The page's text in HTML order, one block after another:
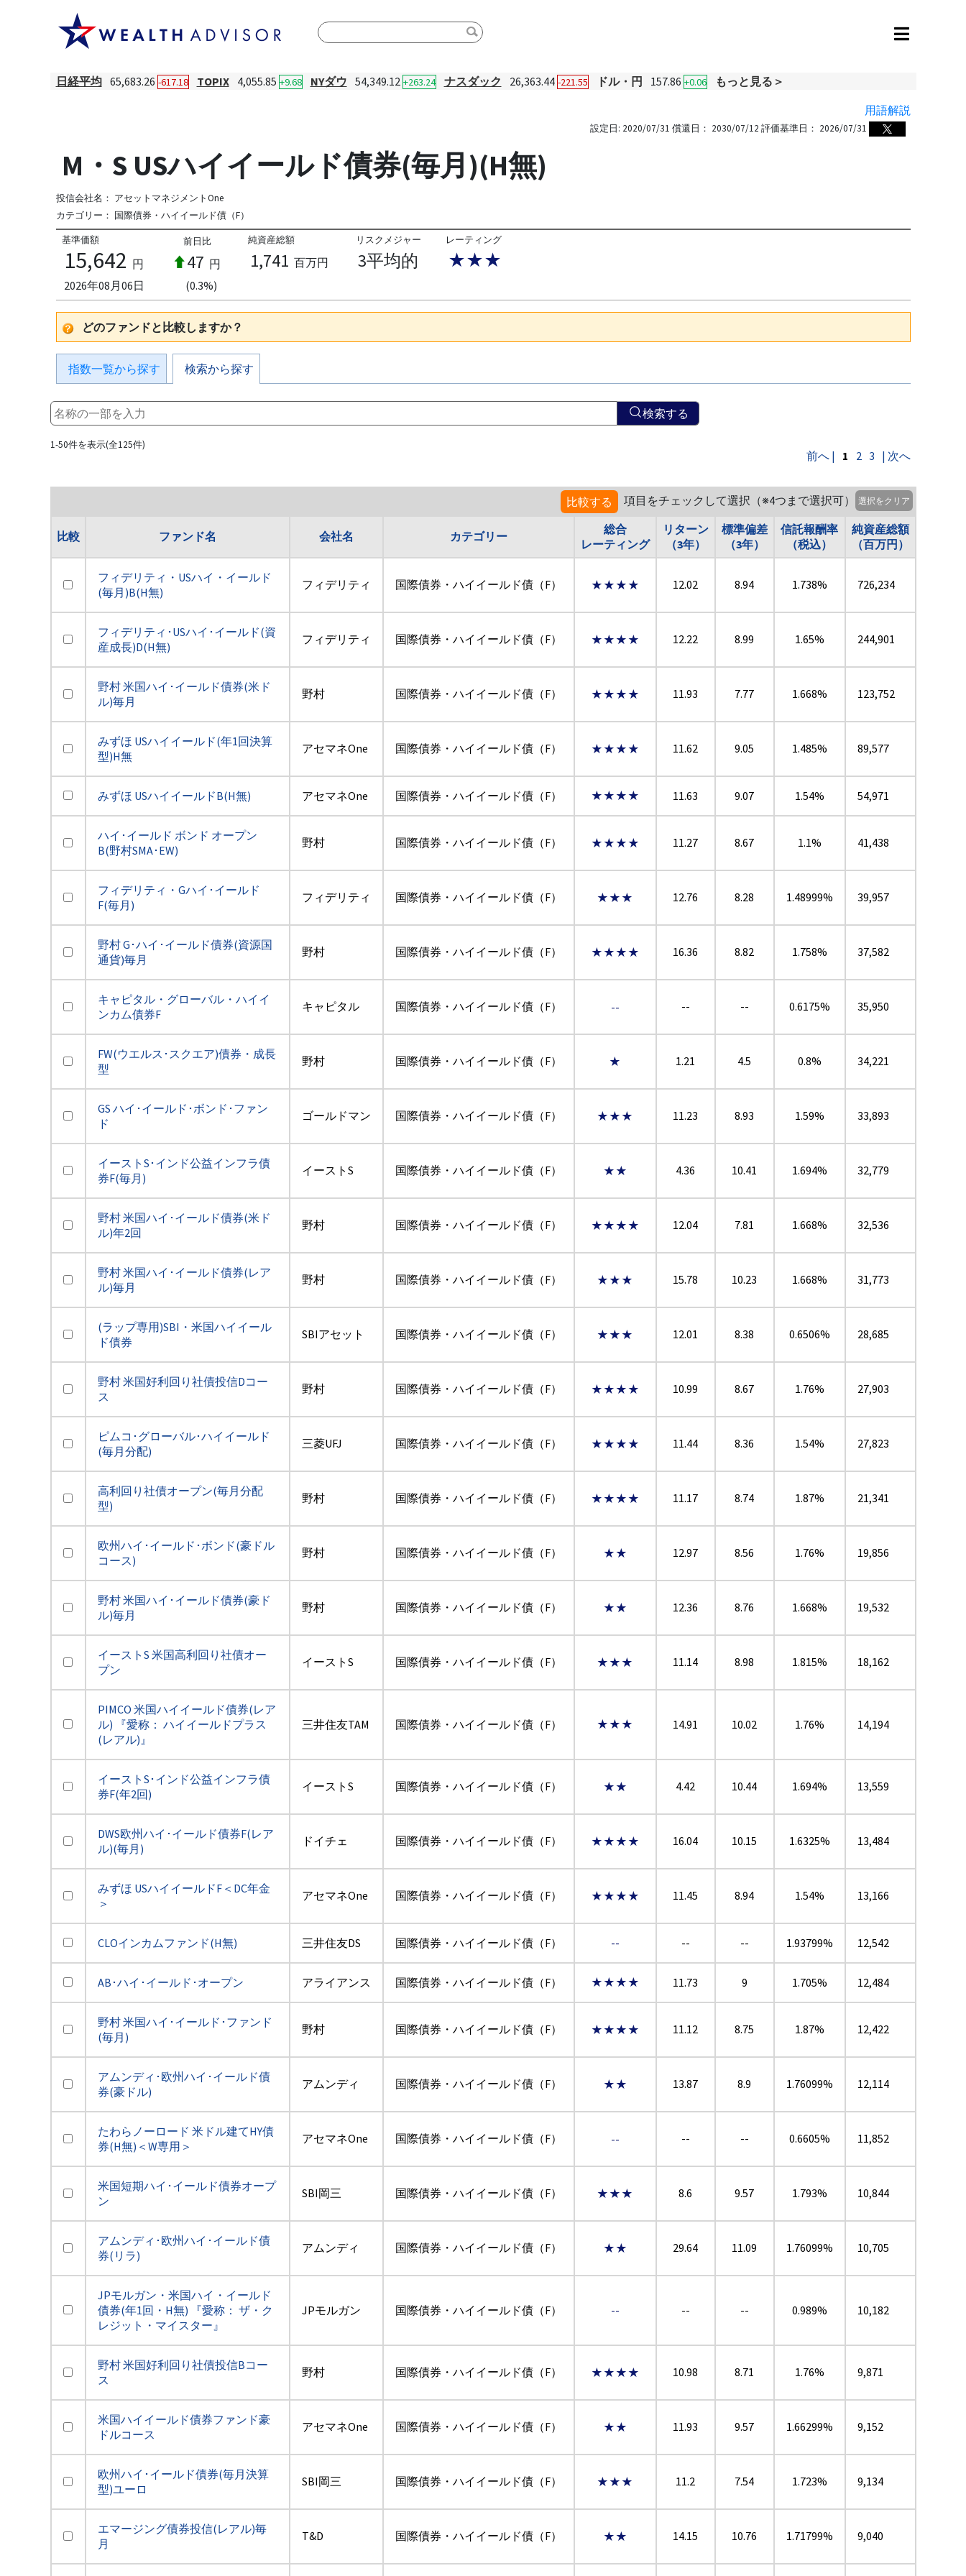
日経平均 65,683.26 -617.18 TOPIX 4,055.85 +9.68 NYダウ 54,349.12 +263.24 ナスダック 26,363.44 -221.55 ドル・円 157.86 +0.06
もっと見る＞
用語解説
設定日: 2020/07/31 償還日： 2030/07/12 評価基準日： 2026/07/31
M・S USハイイールド債券(毎月)(H無)
投信会社名： アセットマネジメントOne
カテゴリー： 国際債券・ハイイールド債（F）
基準価額
15,642 円
2026年08月06日
前日比
47 円
(0.3%)
純資産総額
1,741 百万円
リスクメジャー
3平均的
レーティング
★★★
どのファンドと比較しますか？
指数一覧から探す 検索から探す
検索する
1-50件を表示(全125件)
前へ | 1 2 3 | 次へ
比較する 項目をチェックして選択（※4つまで選択可） 選択をクリア
比較 ファンド名 会社名 カテゴリー
総合
レーティング
リターン
（3年）
標準偏差
（3年）
信託報酬率
（税込）
純資産総額
（百万円）
フィデリティ・USハイ・イールド
(毎月)B(H無)
フィデリティ 国際債券・ハイイールド債（F） ★★★★ 12.02 8.94 1.738% 726,234
フィデリティ･USハイ･イールド(資
産成長)D(H無)
フィデリティ 国際債券・ハイイールド債（F） ★★★★ 12.22 8.99 1.65% 244,901
野村 米国ハイ･イールド債券(米ド
ル)毎月
野村 国際債券・ハイイールド債（F） ★★★★ 11.93 7.77 1.668% 123,752
みずほ USハイイールド(年1回決算
型)H無
アセマネOne 国際債券・ハイイールド債（F） ★★★★ 11.62 9.05 1.485% 89,577
みずほ USハイイールドB(H無) アセマネOne 国際債券・ハイイールド債（F） ★★★★ 11.63 9.07 1.54% 54,971
ハイ･イールド ボンド オープン
B(野村SMA･EW)
野村 国際債券・ハイイールド債（F） ★★★★ 11.27 8.67 1.1% 41,438
フィデリティ・Gハイ･イールド
F(毎月)
フィデリティ 国際債券・ハイイールド債（F） ★★★ 12.76 8.28 1.48999% 39,957
野村 G･ハイ･イールド債券(資源国
通貨)毎月
野村 国際債券・ハイイールド債（F） ★★★★ 16.36 8.82 1.758% 37,582
キャピタル・グローバル・ハイイ
ンカム債券F
キャピタル 国際債券・ハイイールド債（F） -- -- -- 0.6175% 35,950
FW(ウエルス･スクエア)債券・成長
型
野村 国際債券・ハイイールド債（F） ★ 1.21 4.5 0.8% 34,221
GS ハイ･イールド･ボンド･ファン
ド
ゴールドマン 国際債券・ハイイールド債（F） ★★★ 11.23 8.93 1.59% 33,893
イーストS･インド公益インフラ債
券F(毎月)
イーストS 国際債券・ハイイールド債（F） ★★ 4.36 10.41 1.694% 32,779
野村 米国ハイ･イールド債券(米ド
ル)年2回
野村 国際債券・ハイイールド債（F） ★★★★ 12.04 7.81 1.668% 32,536
野村 米国ハイ･イールド債券(レア
ル)毎月
野村 国際債券・ハイイールド債（F） ★★★ 15.78 10.23 1.668% 31,773
(ラップ専用)SBI・米国ハイイール
ド債券
SBIアセット 国際債券・ハイイールド債（F） ★★★ 12.01 8.38 0.6506% 28,685
野村 米国好利回り社債投信Dコー
ス
野村 国際債券・ハイイールド債（F） ★★★★ 10.99 8.67 1.76% 27,903
ピムコ･グローバル･ハイイールド
(毎月分配)
三菱UFJ 国際債券・ハイイールド債（F） ★★★★ 11.44 8.36 1.54% 27,823
高利回り社債オープン(毎月分配
型)
野村 国際債券・ハイイールド債（F） ★★★★ 11.17 8.74 1.87% 21,341
欧州ハイ･イールド･ボンド(豪ドル
コース)
野村 国際債券・ハイイールド債（F） ★★ 12.97 8.56 1.76% 19,856
野村 米国ハイ･イールド債券(豪ド
ル)毎月
野村 国際債券・ハイイールド債（F） ★★ 12.36 8.76 1.668% 19,532
イーストS 米国高利回り社債オー
プン
イーストS 国際債券・ハイイールド債（F） ★★★ 11.14 8.98 1.815% 18,162
PIMCO 米国ハイイールド債券(レア
ル) 『愛称： ハイイールドプラス
(レアル)』
三井住友TAM 国際債券・ハイイールド債（F） ★★★ 14.91 10.02 1.76% 14,194
イーストS･インド公益インフラ債
券F(年2回)
イーストS 国際債券・ハイイールド債（F） ★★ 4.42 10.44 1.694% 13,559
DWS欧州ハイ･イールド債券F(レア
ル)(毎月)
ドイチェ 国際債券・ハイイールド債（F） ★★★★ 16.04 10.15 1.6325% 13,484
みずほ USハイイールドF＜DC年金
＞
アセマネOne 国際債券・ハイイールド債（F） ★★★★ 11.45 8.94 1.54% 13,166
CLOインカムファンド(H無) 三井住友DS 国際債券・ハイイールド債（F） -- -- -- 1.93799% 12,542
AB･ハイ･イールド･オープン アライアンス 国際債券・ハイイールド債（F） ★★★★ 11.73 9 1.705% 12,484
野村 米国ハイ･イールド･ファンド
(毎月)
野村 国際債券・ハイイールド債（F） ★★★★ 11.12 8.75 1.87% 12,422
アムンディ･欧州ハイ･イールド債
券(豪ドル)
アムンディ 国際債券・ハイイールド債（F） ★★ 13.87 8.9 1.76099% 12,114
たわらノーロード 米ドル建てHY債
券(H無)＜W専用＞
アセマネOne 国際債券・ハイイールド債（F） -- -- -- 0.6605% 11,852
米国短期ハイ･イールド債券オープ
ン
SBI岡三 国際債券・ハイイールド債（F） ★★★ 8.6 9.57 1.793% 10,844
アムンディ･欧州ハイ･イールド債
券(リラ)
アムンディ 国際債券・ハイイールド債（F） ★★ 29.64 11.09 1.76099% 10,705
JPモルガン・米国ハイ・イールド
債券(年1回・H無) 『愛称： ザ・ク
レジット・マイスター』
JPモルガン 国際債券・ハイイールド債（F） -- -- -- 0.989% 10,182
野村 米国好利回り社債投信Bコー
ス
野村 国際債券・ハイイールド債（F） ★★★★ 10.98 8.71 1.76% 9,871
米国ハイイールド債券ファンド豪
ドルコース
アセマネOne 国際債券・ハイイールド債（F） ★★ 11.93 9.57 1.66299% 9,152
欧州ハイ･イールド債券(毎月決算
型)ユーロ
SBI岡三 国際債券・ハイイールド債（F） ★★★ 11.2 7.54 1.723% 9,134
エマージング債券投信(レアル)毎
月
T&D 国際債券・ハイイールド債（F） ★★ 14.15 10.76 1.71799% 9,040